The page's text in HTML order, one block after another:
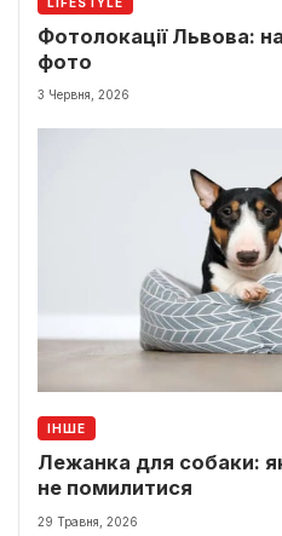
Фотолокації Львова:
фото
3 Червня, 2026
ІНШЕ
Лежанка для собаки:
не помилитися
29 Травня, 2026